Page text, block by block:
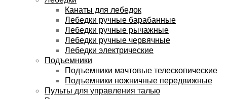
Канаты для лебедок
Лебедки ручные барабанные
Лебедки ручные рычажные
Лебедки ручные червячные
Лебедки электрические
Подъемники
Подъемники мачтовые телескопические
Подъемники ножничные передвижные
Пульты для управления талью